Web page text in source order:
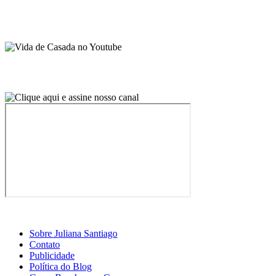
Contato
Publicidade
Política do Blog
Curso Receber em Casa